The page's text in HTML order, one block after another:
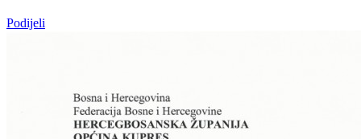
Podijeli